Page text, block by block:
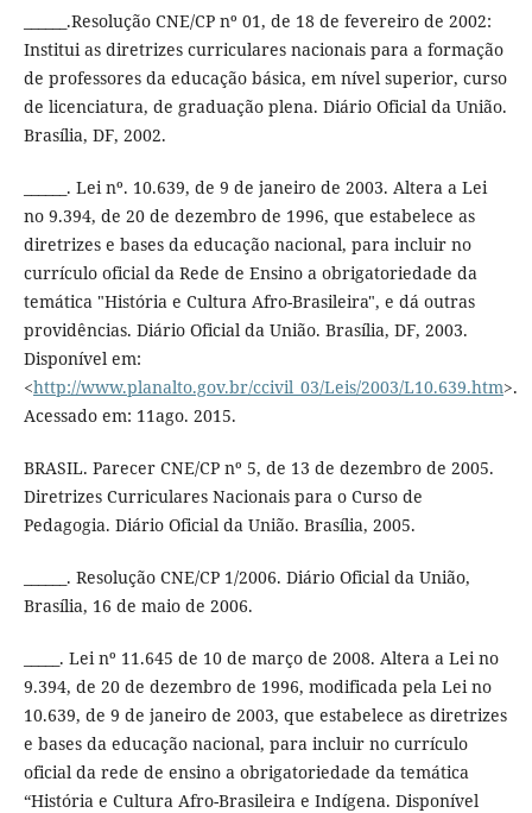
______.Resolução CNE/CP nº 01, de 18 de fevereiro de 2002:
Institui as diretrizes curriculares nacionais para a formação
de professores da educação básica, em nível superior, curso
de licenciatura, de graduação plena. Diário Oficial da União.
Brasília, DF, 2002.
______. Lei nº. 10.639, de 9 de janeiro de 2003. Altera a Lei
no 9.394, de 20 de dezembro de 1996, que estabelece as
diretrizes e bases da educação nacional, para incluir no
currículo oficial da Rede de Ensino a obrigatoriedade da
temática "História e Cultura Afro-Brasileira", e dá outras
providências. Diário Oficial da União. Brasília, DF, 2003.
Disponível em:
<http://www.planalto.gov.br/ccivil_03/Leis/2003/L10.639.htm>.
Acessado em: 11ago. 2015.
BRASIL. Parecer CNE/CP nº 5, de 13 de dezembro de 2005.
Diretrizes Curriculares Nacionais para o Curso de
Pedagogia. Diário Oficial da União. Brasília, 2005.
______. Resolução CNE/CP 1/2006. Diário Oficial da União,
Brasília, 16 de maio de 2006.
_____. Lei nº 11.645 de 10 de março de 2008. Altera a Lei no
9.394, de 20 de dezembro de 1996, modificada pela Lei no
10.639, de 9 de janeiro de 2003, que estabelece as diretrizes
e bases da educação nacional, para incluir no currículo
oficial da rede de ensino a obrigatoriedade da temática
“História e Cultura Afro-Brasileira e Indígena. Disponível